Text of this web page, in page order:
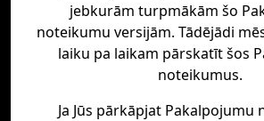
jebkurām turpmākām šo
noteikumu versijām. Tādējādi
laiku pa laikam pārskatīt šos
noteikumus.
Ja Jūs pārkāpjat Pakalpojumu